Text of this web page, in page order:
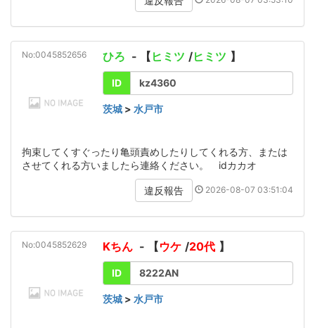
No:0045852656 ひろ - 【 ヒミツ /ヒミツ 】
ID kz4360
茨城 > 水戸市
拘束してくすぐったり亀頭責めしたりしてくれる方、または
させてくれる方いましたら連絡ください。 idカカオ
違反報告 2026-08-07 03:51:04
No:0045852629 Kちん - 【ウケ /20代 】
ID 8222AN
茨城 > 水戸市